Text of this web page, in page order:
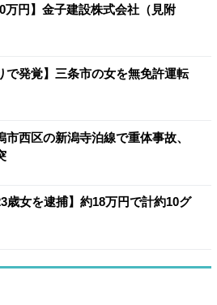
万円】金子建設株式会社（見附
で発覚】三条市の女を無免許運転
市西区の新潟寺泊線で重体事故、
歳女を逮捕】約18万円で計約10グ